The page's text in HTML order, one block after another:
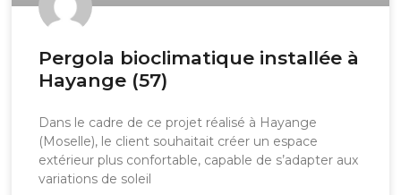
Pergola bioclimatique installée à
Hayange (57)
Dans le cadre de ce projet réalisé à Hayange
(Moselle), le client souhaitait créer un espace
extérieur plus confortable, capable de s’adapter aux
variations de soleil